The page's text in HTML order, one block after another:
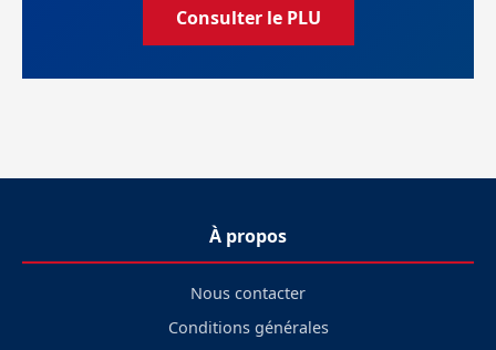
Consulter le PLU
À propos
Nous contacter
Conditions générales